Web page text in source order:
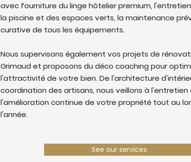
avec fourniture du linge hôtelier premium,
la piscine et des espaces verts, la maintenance
curative de tous les équipements.
Nous supervisons également vos projets de
Grimaud et proposons du déco coaching pour
l'attractivité de votre bien. De l'architecture
coordination des artisans, nous veillons à l'entretien
l'amélioration continue de votre propriété tout au
l'année.
See our services